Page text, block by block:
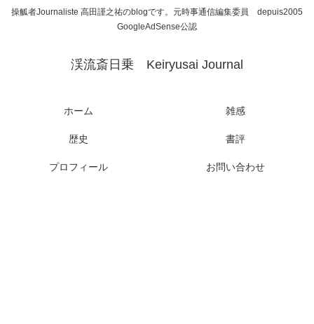
操觚者Journaliste 高田謹之祐のblogです。元時事通信編集委員 depuis2005
GoogleAdSense公認
渓流斎日乗 Keiryusai Journal
ホーム 雑感
歴史 書評
プロフィール お問い合わせ